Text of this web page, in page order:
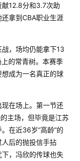
献12.8分和3.7次助
拿到CBA职业生涯
，场均仍能拿下13
的常青树。本赛季
成为一名真正的球
在场上。第一节还
主场，但毕竟是江苏
在近36岁“高龄”的
后的抛投信手拈
，冯欣的传球也失